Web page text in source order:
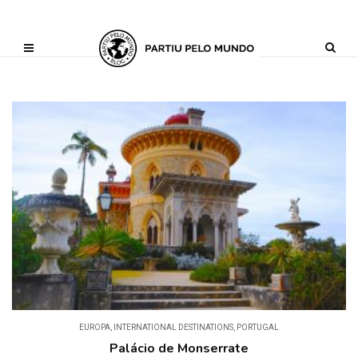
('AI_CONTENT_MARKER_NO_GET_SIDEBAR', true);
EUROPA, INTERNATIONAL DESTINATIONS, PORTUGAL
Palácio de Monserrate